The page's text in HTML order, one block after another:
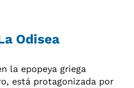
Odisea
la epopeya griega
está protagonizada por